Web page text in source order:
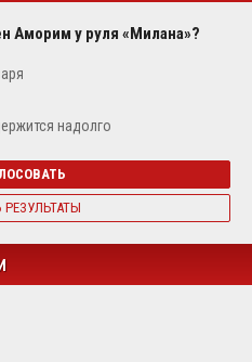
Аморим у руля «Милана»?
надолго
РЕЗУЛЬТАТЫ